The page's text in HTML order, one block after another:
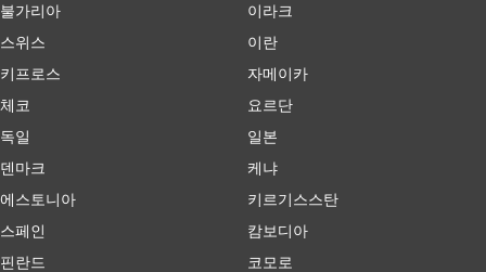
불가리아
스위스
키프로스
체코
독일
덴마크
에스토니아
스페인
핀란드
이라크
이란
자메이카
요르단
일본
케냐
키르기스스탄
캄보디아
코모로